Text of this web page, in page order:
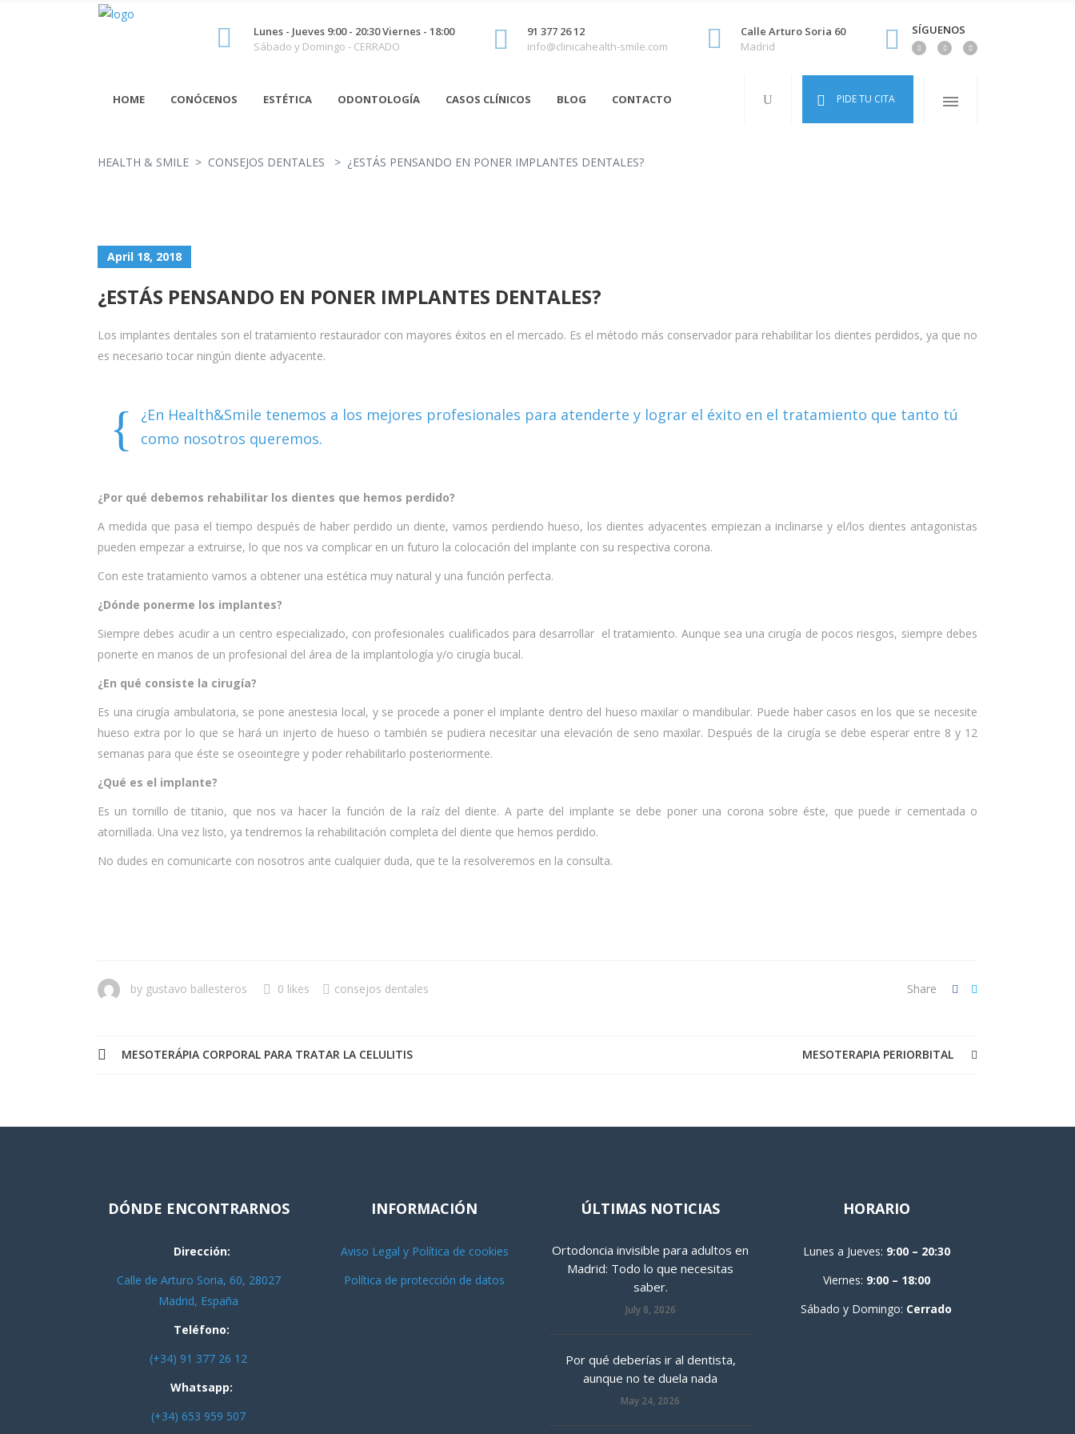
Lunes - Jueves 9:00 - 20:30 Viernes - 18:00
Sábado y Domingo - CERRADO
91 377 26 12
info@clinicahealth-smile.com
Calle Arturo Soria 60
Madrid
SÍGUENOS
HOME CONÓCENOS ESTÉTICA ODONTOLOGÍA CASOS CLÍNICOS BLOG CONTACTO PIDE TU CITA
HEALTH & SMILE > CONSEJOS DENTALES > ¿ESTÁS PENSANDO EN PONER IMPLANTES DENTALES?
April 18, 2018
¿ESTÁS PENSANDO EN PONER IMPLANTES DENTALES?
Los implantes dentales son el tratamiento restaurador con mayores éxitos en el mercado. Es el método más conservador para rehabilitar los dientes perdidos, ya que no
es necesario tocar ningún diente adyacente.
¿En Health&Smile tenemos a los mejores profesionales para atenderte y lograr el éxito en el tratamiento que tanto tú
como nosotros queremos.
¿Por qué debemos rehabilitar los dientes que hemos perdido?
A medida que pasa el tiempo después de haber perdido un diente, vamos perdiendo hueso, los dientes adyacentes empiezan a inclinarse y el/los dientes antagonistas
pueden empezar a extruirse, lo que nos va complicar en un futuro la colocación del implante con su respectiva corona.
Con este tratamiento vamos a obtener una estética muy natural y una función perfecta.
¿Dónde ponerme los implantes?
Siempre debes acudir a un centro especializado, con profesionales cualificados para desarrollar el tratamiento. Aunque sea una cirugía de pocos riesgos, siempre debes
ponerte en manos de un profesional del área de la implantología y/o cirugía bucal.
¿En qué consiste la cirugía?
Es una cirugía ambulatoria, se pone anestesia local, y se procede a poner el implante dentro del hueso maxilar o mandibular. Puede haber casos en los que se necesite
hueso extra por lo que se hará un injerto de hueso o también se pudiera necesitar una elevación de seno maxilar. Después de la cirugía se debe esperar entre 8 y 12
semanas para que éste se oseointegre y poder rehabilitarlo posteriormente.
¿Qué es el implante?
Es un tornillo de titanio, que nos va hacer la función de la raíz del diente. A parte del implante se debe poner una corona sobre éste, que puede ir cementada o
atornillada. Una vez listo, ya tendremos la rehabilitación completa del diente que hemos perdido.
No dudes en comunicarte con nosotros ante cualquier duda, que te la resolveremos en la consulta.
by gustavo ballesteros 0 likes consejos dentales Share
MESOTERÁPIA CORPORAL PARA TRATAR LA CELULITIS MESOTERAPIA PERIORBITAL
DÓNDE ENCONTRARNOS
Dirección:
Calle de Arturo Soria, 60, 28027
Madrid, España
Teléfono:
(+34) 91 377 26 12
Whatsapp:
(+34) 653 959 507
INFORMACIÓN
Aviso Legal y Política de cookies
Política de protección de datos
ÚLTIMAS NOTICIAS
Ortodoncia invisible para adultos en
Madrid: Todo lo que necesitas
saber.
July 8, 2026
Por qué deberías ir al dentista,
aunque no te duela nada
May 24, 2026
HORARIO
Lunes a Jueves: 9:00 – 20:30
Viernes: 9:00 – 18:00
Sábado y Domingo: Cerrado